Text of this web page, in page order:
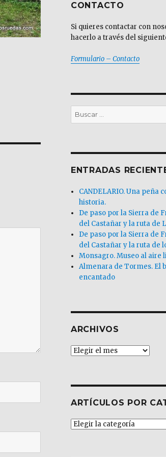
CONTACTO
Si quieres contactar con
hacerlo a través del
Formulario – Contacto
Buscar
por:
ENTRADAS
CANDELARIO. Una peña
historia.
De paso por la Sierra de
del Castañar y la ruta de
De paso por la Sierra de
del Castañar y la ruta de
Monsagro. Museo al aire
Almenara de Tormes. El
encantado
ARCHIVOS
Archivos
ARTÍCULOS POR
Artículos